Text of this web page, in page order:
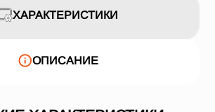
ХАРАКТЕРИСТИКИ
ОПИСАНИЕ